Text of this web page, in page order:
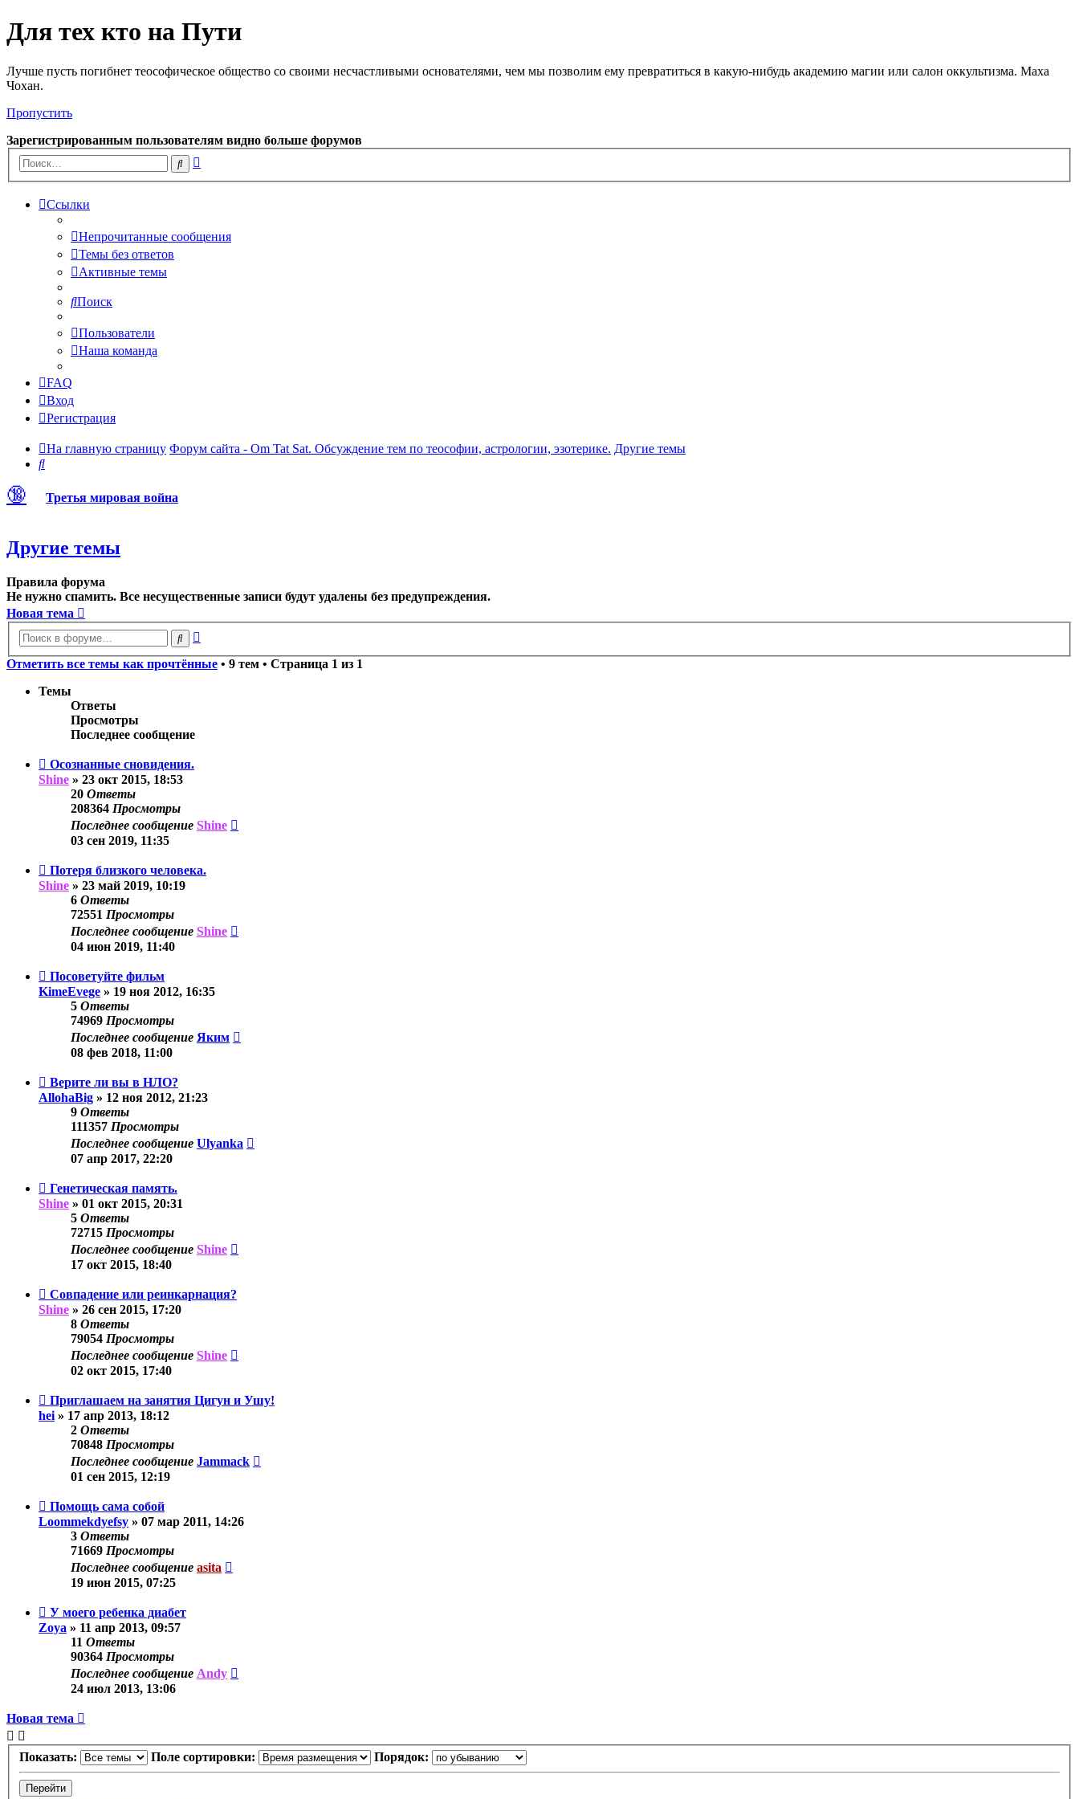
Для тех кто на Пути
Лучше пусть погибнет теософическое общество со своими несчастливыми основателями, чем мы позволим ему превратиться в какую-нибудь академию магии или салон оккультизма. Маха
Чохан.
Пропустить
Зарегистрированным пользователям видно больше форумов
Поиск
Ссылки
Непрочитанные сообщения
Темы без ответов
Активные темы
Поиск
Пользователи
Наша команда
FAQ
Вход
Регистрация
На главную страницу Форум сайта - Om Tat Sat. Обсуждение тем по теософии, астрологии, эзотерике. Другие темы
Поиск
🔞 Третья мировая война
Другие темы
Правила форума
Не нужно спамить. Все несущественные записи будут удалены без предупреждения.
Новая тема
Поиск
Отметить все темы как прочтённые • 9 тем • Страница 1 из 1
Темы
Ответы
Просмотры
Последнее сообщение
Осознанные сновидения.
Shine » 23 окт 2015, 18:53
20 Ответы
208364 Просмотры
Последнее сообщение Shine
03 сен 2019, 11:35
Потеря близкого человека.
Shine » 23 май 2019, 10:19
6 Ответы
72551 Просмотры
Последнее сообщение Shine
04 июн 2019, 11:40
Посоветуйте фильм
KimeEvege » 19 ноя 2012, 16:35
5 Ответы
74969 Просмотры
Последнее сообщение Яким
08 фев 2018, 11:00
Верите ли вы в НЛО?
AllohaBig » 12 ноя 2012, 21:23
9 Ответы
111357 Просмотры
Последнее сообщение Ulyanka
07 апр 2017, 22:20
Генетическая память.
Shine » 01 окт 2015, 20:31
5 Ответы
72715 Просмотры
Последнее сообщение Shine
17 окт 2015, 18:40
Совпадение или реинкарнация?
Shine » 26 сен 2015, 17:20
8 Ответы
79054 Просмотры
Последнее сообщение Shine
02 окт 2015, 17:40
Приглашаем на занятия Цигун и Ушу!
hei » 17 апр 2013, 18:12
2 Ответы
70848 Просмотры
Последнее сообщение Jammack
01 сен 2015, 12:19
Помощь сама собой
Loommekdyefsy » 07 мар 2011, 14:26
3 Ответы
71669 Просмотры
Последнее сообщение asita
19 июн 2015, 07:25
У моего ребенка диабет
Zoya » 11 апр 2013, 09:57
11 Ответы
90364 Просмотры
Последнее сообщение Andy
24 июл 2013, 13:06
Новая тема
Показать: Поле сортировки: Порядок: